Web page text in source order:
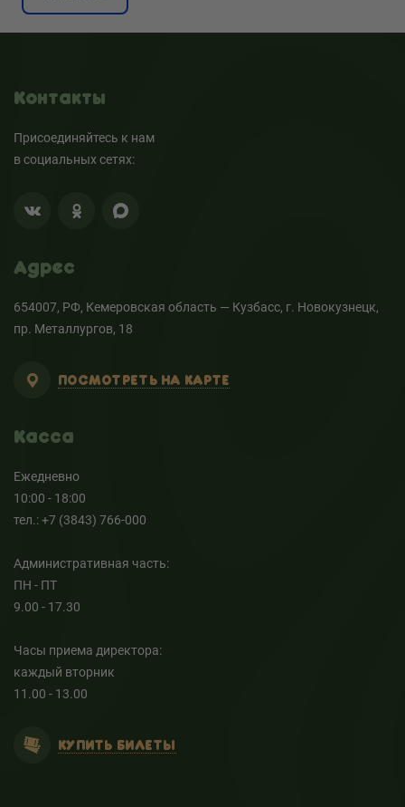
Контакты
Присоединяйтесь к нам
в социальных сетях:
Адрес
654007, РФ, Кемеровская область — Кузбасс, г. Новокузнецк,
пр. Металлургов, 18
ПОСМОТРЕТЬ НА КАРТЕ
Касса
Ежедневно
10:00 - 18:00
тел.: +7 (3843) 766-000
Административная часть:
ПН - ПТ
9.00 - 17.30
Часы приема директора:
каждый вторник
11.00 - 13.00
КУПИТЬ БИЛЕТЫ